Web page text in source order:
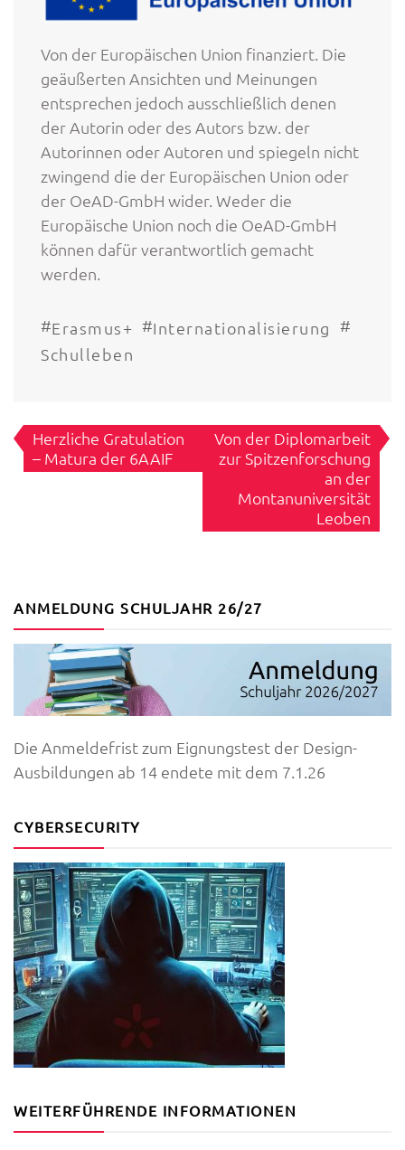
Von der Europäischen Union finanziert. Die
geäußerten Ansichten und Meinungen
entsprechen jedoch ausschließlich denen
der Autorin oder des Autors bzw. der
Autorinnen oder Autoren und spiegeln nicht
zwingend die der Europäischen Union oder
der OeAD-GmbH wider. Weder die
Europäische Union noch die OeAD-GmbH
können dafür verantwortlich gemacht
werden.
#Erasmus+ #Internationalisierung #
Schulleben
Herzliche Gratulation
– Matura der 6AAIF
Von der Diplomarbeit
zur Spitzenforschung
an der
Montanuniversität
Leoben
ANMELDUNG SCHULJAHR 26/27
Die Anmeldefrist zum Eignungstest der Design-
Ausbildungen ab 14 endete mit dem 7.1.26
CYBERSECURITY
WEITERFÜHRENDE INFORMATIONEN